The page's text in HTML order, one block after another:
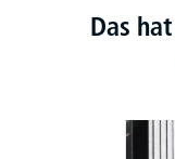
Das